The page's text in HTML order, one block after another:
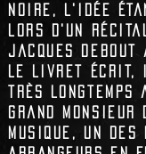
Noire
, l'idée
lors d'un
Jacques Debout
Le livret écrit,
très longtemps
grand monsieur
musique, un